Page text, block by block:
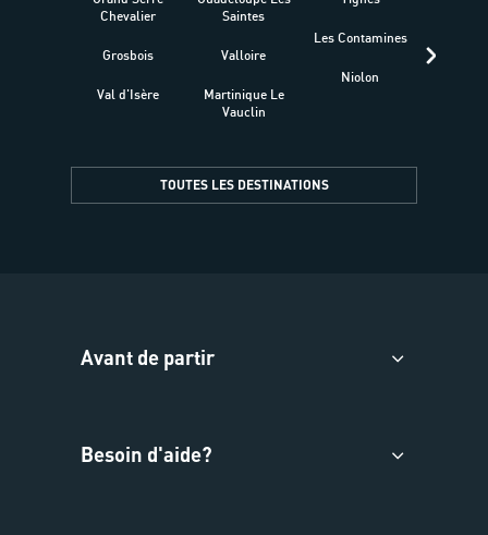
Chevalier
Grosbois
Val d'Isère
Saintes
Valloire
Martinique Le
Vauclin
Les Contamines
Niolon
TOUTES LES DESTINATIONS
Avant de partir
Besoin d'aide?